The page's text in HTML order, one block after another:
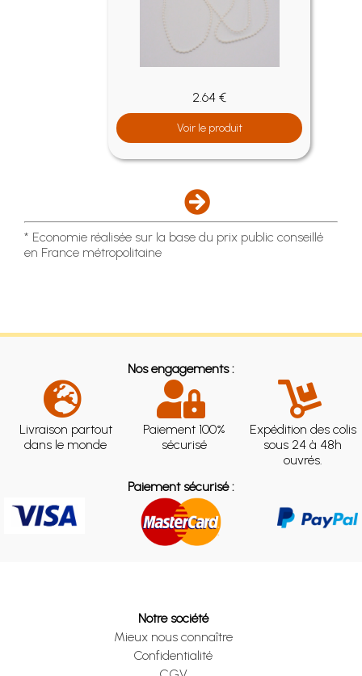
2.64 €
Voir le produit
* Economie réalisée sur la base du prix public conseillé
en France métropolitaine
Nos engagements :
Livraison partout
dans le monde
Paiement 100%
sécurisé
Expédition des colis
sous 24 à 48h
ouvrés.
Paiement sécurisé :
Notre société
Mieux nous connaître
Confidentialité